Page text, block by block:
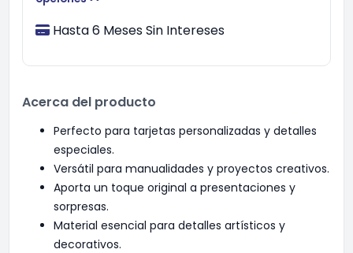
Hasta 6 Meses Sin Intereses
Acerca del producto
Perfecto para tarjetas personalizadas y detalles
especiales.
Versátil para manualidades y proyectos creativos.
Aporta un toque original a presentaciones y
sorpresas.
Material esencial para detalles artísticos y
decorativos.